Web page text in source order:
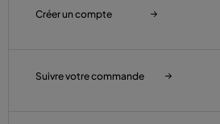
Créer un compte
Suivre votre commande